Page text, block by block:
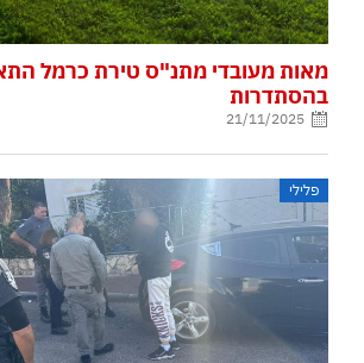
מאות מעובדי מתנ"ס טירת כרמל
בהסתדרות
21/11/2025
פלילי